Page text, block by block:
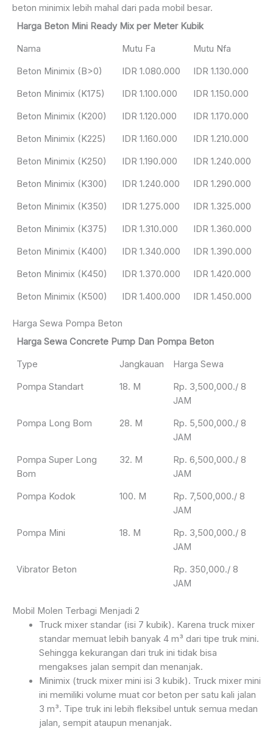
beton minimix lebih mahal dari pada mobil besar.
Harga Beton Mini Ready Mix per Meter Kubik
Nama Mutu Fa Mutu Nfa
Beton Minimix (B>0) IDR 1.080.000 IDR 1.130.000
Beton Minimix (K175) IDR 1.100.000 IDR 1.150.000
Beton Minimix (K200) IDR 1.120.000 IDR 1.170.000
Beton Minimix (K225) IDR 1.160.000 IDR 1.210.000
Beton Minimix (K250) IDR 1.190.000 IDR 1.240.000
Beton Minimix (K300) IDR 1.240.000 IDR 1.290.000
Beton Minimix (K350) IDR 1.275.000 IDR 1.325.000
Beton Minimix (K375) IDR 1.310.000 IDR 1.360.000
Beton Minimix (K400) IDR 1.340.000 IDR 1.390.000
Beton Minimix (K450) IDR 1.370.000 IDR 1.420.000
Beton Minimix (K500) IDR 1.400.000 IDR 1.450.000
Harga Sewa Pompa Beton
Harga Sewa Concrete Pump Dan Pompa Beton
Type Jangkauan Harga Sewa
Pompa Standart 18. M
Rp. 3,500,000./ 8
JAM
Pompa Long Bom 28. M
Rp. 5,500,000./ 8
JAM
Pompa Super Long
Bom
32. M
Rp. 6,500,000./ 8
JAM
Pompa Kodok 100. M
Rp. 7,500,000./ 8
JAM
Pompa Mini 18. M
Rp. 3,500,000./ 8
JAM
Vibrator Beton
Rp. 350,000./ 8
JAM
Mobil Molen Terbagi Menjadi 2
Truck mixer standar (isi 7 kubik). Karena truck mixer
standar memuat lebih banyak 4 m³ dari tipe truk mini.
Sehingga kekurangan dari truk ini tidak bisa
mengakses jalan sempit dan menanjak.
Minimix (truck mixer mini isi 3 kubik). Truck mixer mini
ini memiliki volume muat cor beton per satu kali jalan
3 m³. Tipe truk ini lebih fleksibel untuk semua medan
jalan, sempit ataupun menanjak.